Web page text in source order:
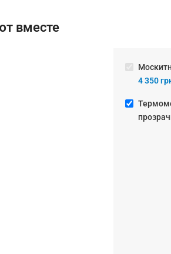
вместе
4 350